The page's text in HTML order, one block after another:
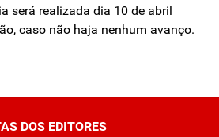
será realizada dia 10 de abril
caso não haja nenhum avanço.
DOS EDITORES